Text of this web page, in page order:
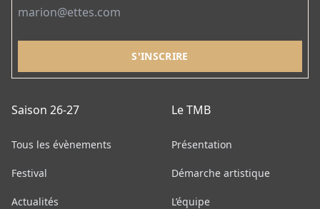
Saison 26-27
Tous les évènements
Festival
Actualités
Le TMB
Présentation
Démarche artistique
L’équipe